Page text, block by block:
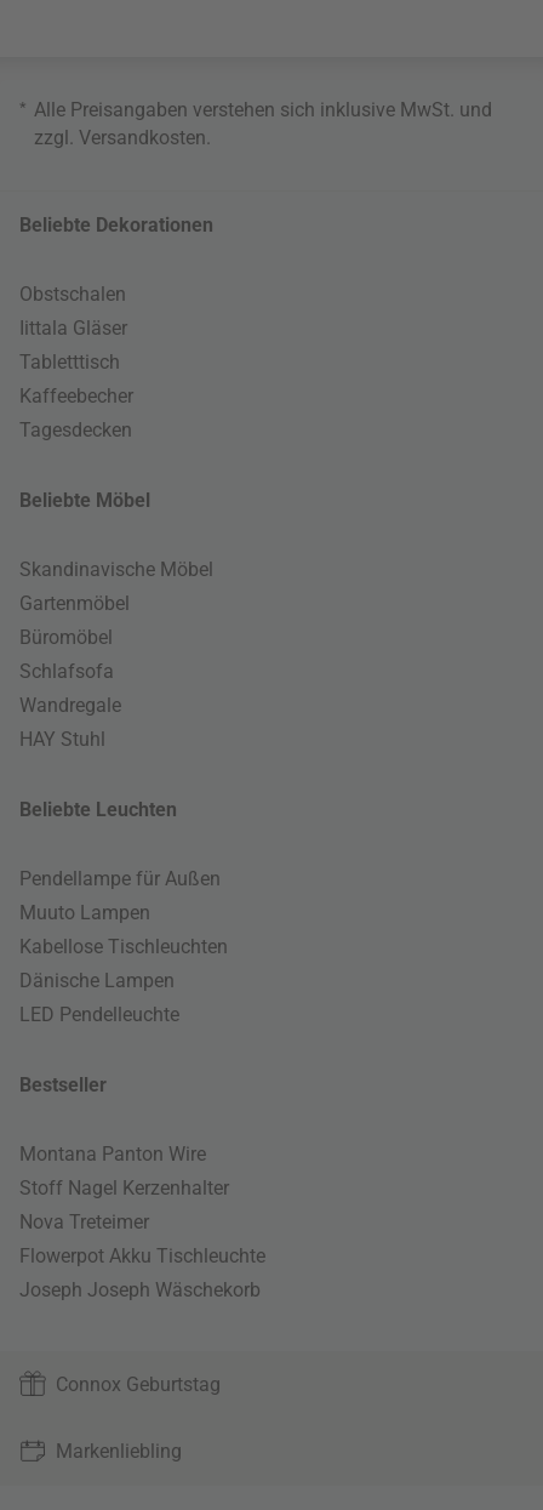
* Alle Preisangaben verstehen sich inklusive MwSt. und
zzgl. Versandkosten
Beliebte Dekorationen
Obstschalen
Iittala Gläser
Tabletttisch
Kaffeebecher
Tagesdecken
Beliebte Möbel
Skandinavische Möbel
Gartenmöbel
Büromöbel
Schlafsofa
Wandregale
HAY Stuhl
Beliebte Leuchten
Pendellampe für Außen
Muuto Lampen
Kabellose Tischleuchten
Dänische Lampen
LED Pendelleuchte
Bestseller
Montana Panton Wire
Stoff Nagel Kerzenhalter
Nova Treteimer
Flowerpot Akku Tischleuchte
Joseph Joseph Wäschekorb
Connox Geburtstag
Markenliebling